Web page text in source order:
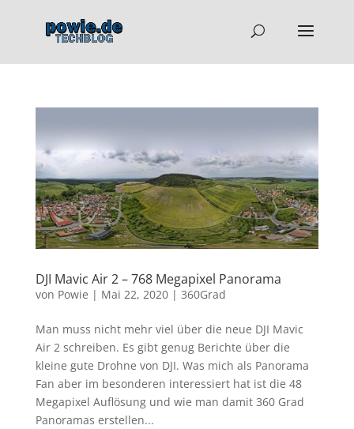
DJI Mavic Air 2 – 768 Megapixel Panorama
von Powie | Mai 22, 2020| 360Grad
Man muss nicht mehr viel über die neue DJI Mavic
Air 2 schreiben. Es gibt genug Berichte über die
kleine gute Drohne von DJI. Was mich als Panorama
Fan aber im besonderen interessiert hat ist die 48
Megapixel Auflösung und wie man damit 360 Grad
Panoramas erstellen...